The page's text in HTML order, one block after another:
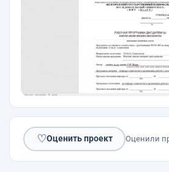
♡Оценить проект Оценили